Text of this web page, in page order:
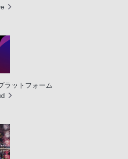
ラットフォーム